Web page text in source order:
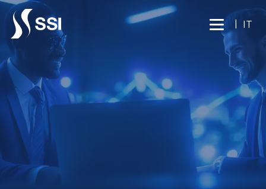
Vai al contenuto principale
| IT
CONSULENZA
SECURITY AUDITING
Parla con un esperto